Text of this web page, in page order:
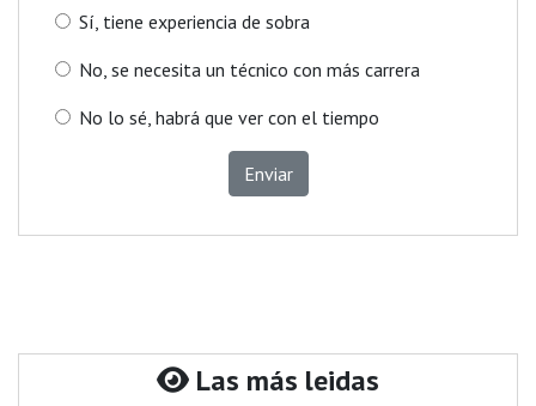
Sí, tiene experiencia de sobra
No, se necesita un técnico con más carrera
No lo sé, habrá que ver con el tiempo
Enviar
Las más leidas